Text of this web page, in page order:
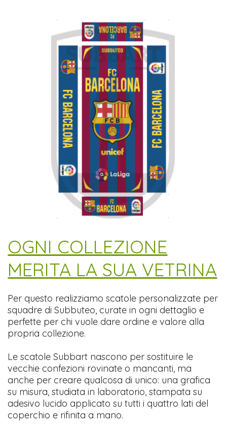
​OGNI COLLEZIONE
MERITA LA SUA VETRINA
Per questo realizziamo scatole personalizzate per
squadre di Subbuteo, curate in ogni dettaglio e
perfette per chi vuole dare ordine e valore alla
propria collezione.
Le scatole Subbart nascono per sostituire le
vecchie confezioni rovinate o mancanti, ma
anche per creare qualcosa di unico: una grafica
su misura, studiata in laboratorio, stampata su
adesivo lucido applicato su tutti i quattro lati del
coperchio e rifinita a mano.